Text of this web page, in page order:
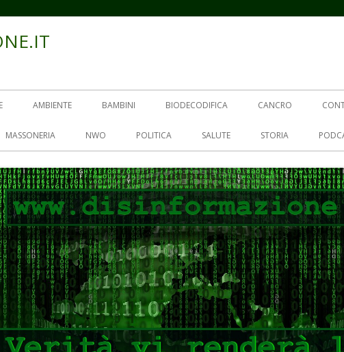
AMBIENTE BAMBINI BIODECODIFICA CANCRO
MASSONERIA NWO POLITICA SALUTE STORIA